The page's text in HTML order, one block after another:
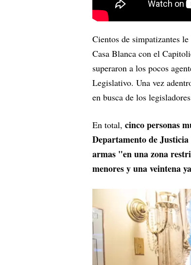
Cientos de simpatizantes
Casa Blanca con el
superaron a los pocos
Legislativo. Una vez
en busca de los
En total, cinco personas
Departamento de Justicia
armas "en una zona
menores y una veintena